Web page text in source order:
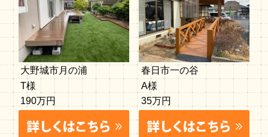
大野城市月の浦
T様
190万円
春日市一の谷
A様
35万円